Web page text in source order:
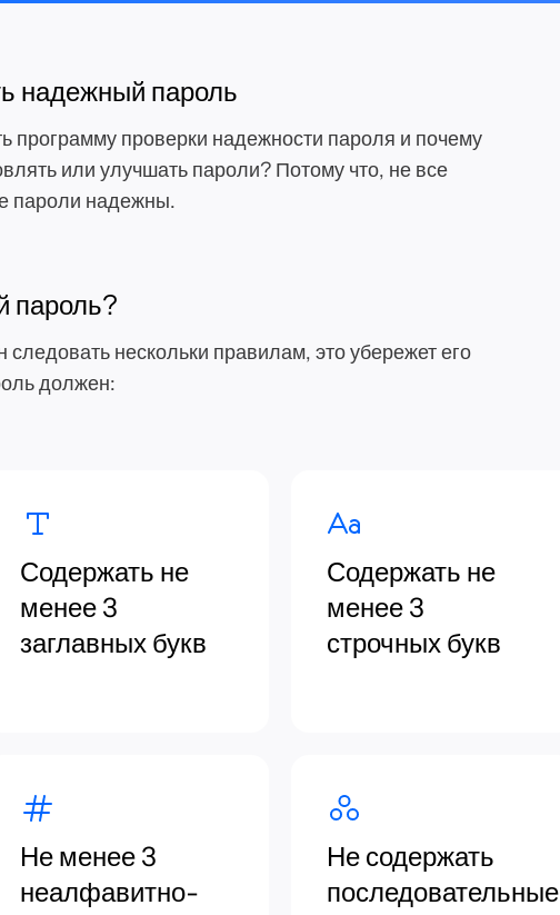
надежный пароль
программу проверки надежности пароля и почему
или улучшать пароли? Потому что, не все
пароли надежны.
пароль?
нескольки правилам, это убережет его
должен:
Содержать не
менее 3
заглавных букв
Содержать не
менее 3
строчных букв
Не менее 3
неалфавитно-
Не содержать
последовательные